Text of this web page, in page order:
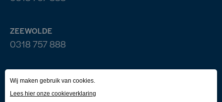
ZEEWOLDE
0318 757 888
Contact Zakelijk